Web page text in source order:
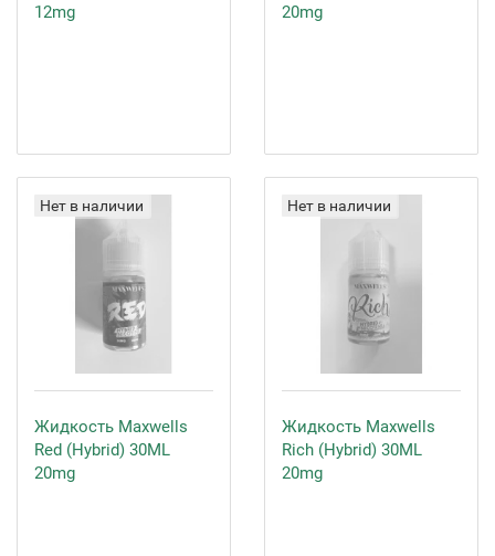
12mg
20mg
Нет в наличии
Жидкость Maxwells
Red (Hybrid) 30ML
20mg
Нет в наличии
Жидкость Maxwells
Rich (Hybrid) 30ML
20mg